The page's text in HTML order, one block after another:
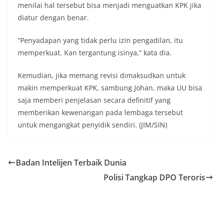
menilai hal tersebut bisa menjadi menguatkan KPK jika
diatur dengan benar.
​”Penyadapan yang tidak​ perlu izin pengadilan, itu
memperkuat​. Kan tergantung is​i​nya,” kata dia.
​Kemudian, jika memang revisi dimaksudkan untuk
makin memperkuat KPK, sambung Johan, maka UU bisa
saja memberi penjelasan secara definitif yang
memberikan kewenangan pada lembaga tersebut
untuk mengangkat penyidik sendiri. (JIM/SIN)
Badan Intelijen Terbaik Dunia
Polisi Tangkap DPO Teroris